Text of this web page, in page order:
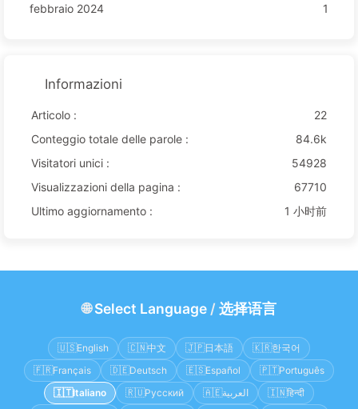
febbraio 2024
1
Informazioni
Articolo :
22
Conteggio totale delle parole :
84.6k
Visitatori unici :
54928
Visualizzazioni della pagina :
67710
Ultimo aggiornamento :
1 小时前
🌐Select Language/ 选择语言
🇺🇸English 🇨🇳中文 🇯🇵日本語 🇰🇷한국어
🇫🇷Français 🇩🇪Deutsch 🇪🇸Español 🇵🇹Português
🇮🇹Italiano 🇷🇺Русский 🇦🇪العربية 🇮🇳हिन्दी